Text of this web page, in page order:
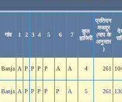
गांव 1 2 3 4 5 6 7
कुल
हाजिरी
प्रतिदन
मजदूर
(माप के
अनुसार
)
Banja A P P P P A A 4 261
Banja A P P P P P A 5 261